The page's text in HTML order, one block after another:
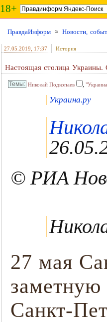
18+
ПравдаИнформ ≈ Новости,
27.05.2019 , 17:37 История
Настоящая столица Украины.
Николай Подкопаев ,
Украина.ру
© РИА
27 мая
Санкт-